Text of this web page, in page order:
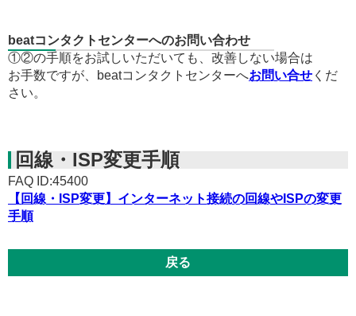
beatコンタクトセンターへのお問い合わせ
①②の手順をお試しいただいても、改善しない場合は
お手数ですが、beatコンタクトセンターへお問い合せ くだ
さい。
回線・ISP変更手順
FAQ ID:45400
【回線・ISP変更】インターネット接続の回線やISPの変更
手順
戻る